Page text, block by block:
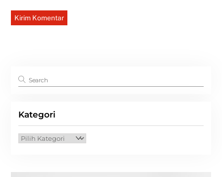
Kategori
Kategori